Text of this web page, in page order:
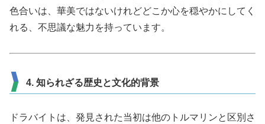
色合いは、華美ではないけれどどこか心を穏やかにしてく
れる、不思議な魅力を持っています。
4. 知られざる歴史と文化的背景
ドラバイトは、発見された当初は他のトルマリンと区別さ